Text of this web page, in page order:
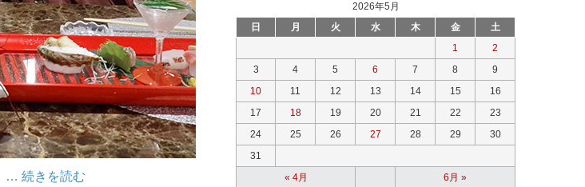
… 続きを読む
2026年5月
日
月 火 水 木 金 土
« 4月 6月 »
1
2
3
4 5 6 7 8
9
10
11 12 13 14 15
16
17
18 19 20 21 22
23
24
25 26 27 28 29
30
31